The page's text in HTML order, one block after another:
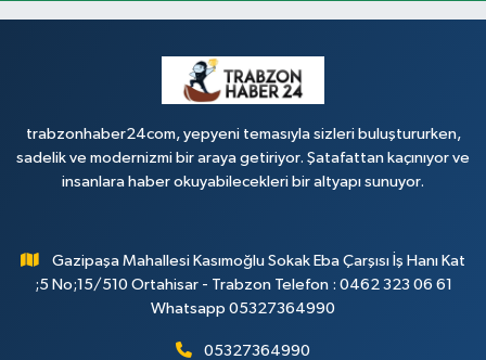
trabzonhaber24com, yepyeni temasıyla sizleri buluştururken,
sadelik ve modernizmi bir araya getiriyor. Şatafattan kaçınıyor ve
insanlara haber okuyabilecekleri bir altyapı sunuyor.
Gazipaşa Mahallesi Kasımoğlu Sokak Eba Çarşısı İş Hanı Kat
;5 No;15/510 Ortahisar - Trabzon Telefon : 0462 323 06 61
Whatsapp 05327364990
05327364990